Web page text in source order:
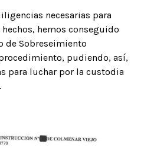
necesarias para
hemos conseguido
de Sobreseimiento
pudiendo, así,
para luchar por la custodia